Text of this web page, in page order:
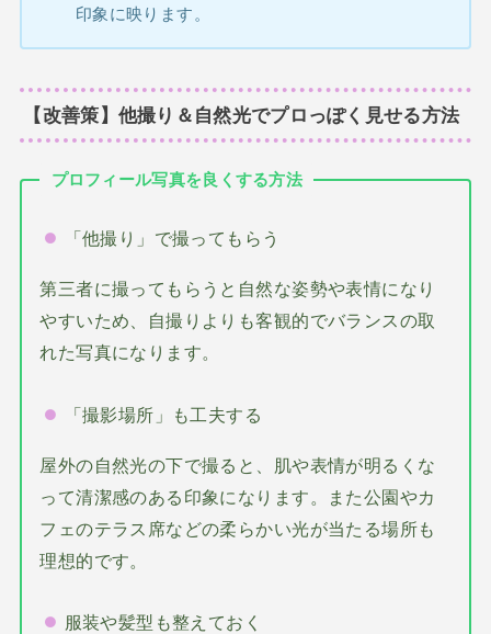
印象に映ります。
【改善策】他撮り＆自然光でプロっぽく見せる方法
プロフィール写真を良くする方法
「他撮り」で撮ってもらう
第三者に撮ってもらうと自然な姿勢や表情になり
やすいため、自撮りよりも客観的でバランスの取
れた写真になります。
「撮影場所」も工夫する
屋外の自然光の下で撮ると、肌や表情が明るくな
って清潔感のある印象になります。また公園やカ
フェのテラス席などの柔らかい光が当たる場所も
理想的です。
服装や髪型も整えておく